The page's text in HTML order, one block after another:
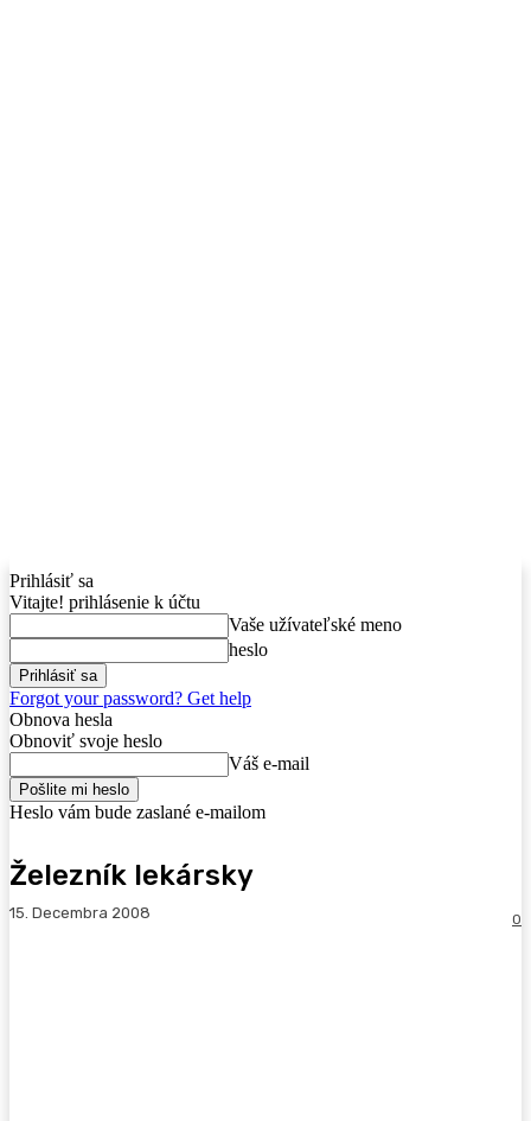
Prihlásiť sa
Vitajte! prihlásenie k účtu
Vaše užívateľské meno
heslo
Forgot your password? Get help
Obnova hesla
Obnoviť svoje heslo
Váš e-mail
Heslo vám bude zaslané e-mailom
Železník lekársky
15. Decembra 2008 0